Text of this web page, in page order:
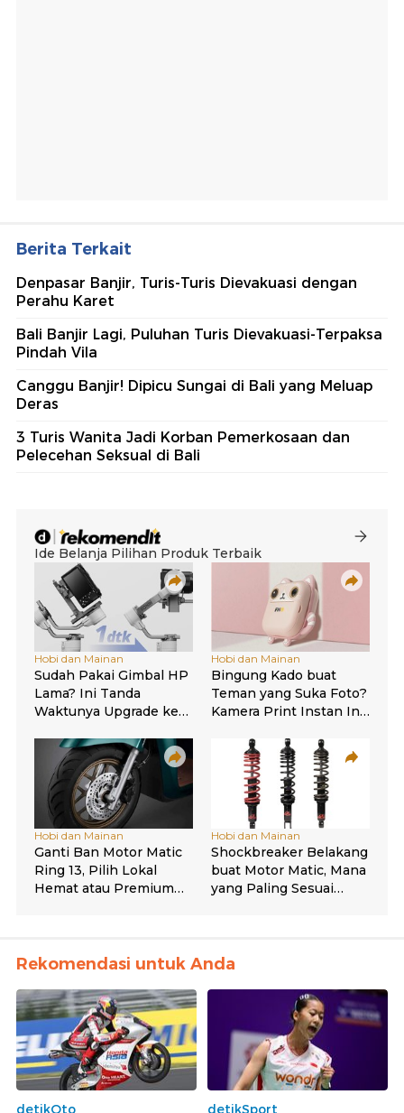
Berita Terkait
Denpasar Banjir, Turis-Turis Dievakuasi dengan
Perahu Karet
Bali Banjir Lagi, Puluhan Turis Dievakuasi-Terpaksa
Pindah Vila
Canggu Banjir! Dipicu Sungai di Bali yang Meluap
Deras
3 Turis Wanita Jadi Korban Pemerkosaan dan
Pelecehan Seksual di Bali
Rekomendasi untuk Anda
detikOto detikSport